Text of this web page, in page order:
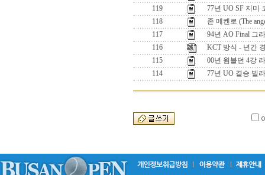
119
77년 UO SF 지미
118
존 메켄로 (The
117
94년 AO Final 그
116
KCT 방식 - 년간
115
00년 윔블던 4강
114
77년 UO 결승 빌